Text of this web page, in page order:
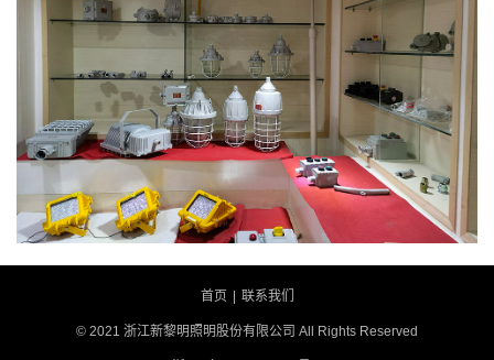
首页 联系我们
© 2021 浙江新黎明照明股份有限公司 All Rights Reserved